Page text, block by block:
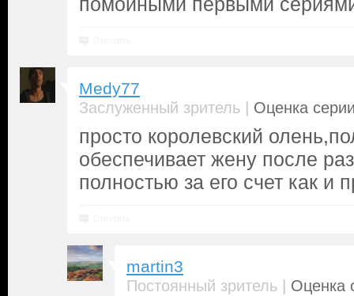
Medy77
Заслуженный зритель | Оценка
просто королевский
обеспечивает жену после
полностью за его счет как и
martin3
Постоянный зритель | Оценка